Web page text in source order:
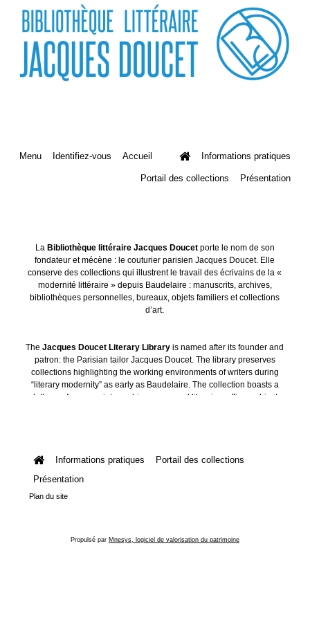
Menu Identifiez-vous Accueil Informations pratiques
Portail des collections Présentation
La Bibliothèque littéraire Jacques Doucetporte le nom de son
fondateur et mécène : le couturier parisien Jacques Doucet. Elle
conserve des collections qui illustrent le travail des écrivains de la «
modernité littéraire » depuis Baudelaire : manuscrits, archives,
bibliothèques personnelles, bureaux, objets familiers et collections
d’art.
TheJacques Doucet Literary Library is named after its founder and
patron: the Parisian tailor Jacques Doucet. The library preserves
collections highlighting the working environments of writers during
“literary modernity” as early as Baudelaire. The collection boasts a
plethora of manuscripts, archives, personal libraries, offices, objects
Informations pratiques
Portail des collections
Présentation
Plan du site
Propulsé par Mnesys, logiciel de valorisation du patrimoine